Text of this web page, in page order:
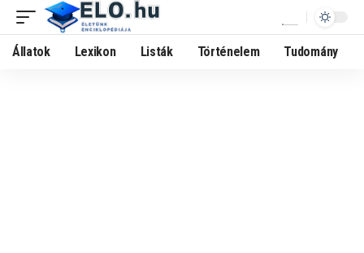
Állatok Lexikon Listák Történelem Tudomány